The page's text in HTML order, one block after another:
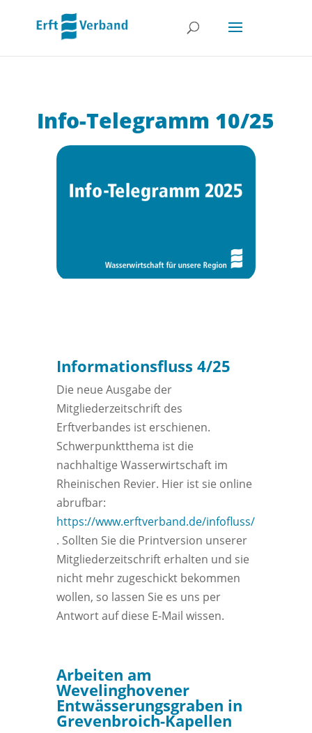
Info-Telegramm 10/25
Informationsfluss 4/25
Die neue Ausgabe der
Mitgliederzeitschrift des
Erftverbandes ist erschienen.
Schwerpunktthema ist die
nachhaltige Wasserwirtschaft im
Rheinischen Revier. Hier ist sie online
abrufbar:
https://www.erftverband.de/infofluss/
. Sollten Sie die Printversion unserer
Mitgliederzeitschrift erhalten und sie
nicht mehr zugeschickt bekommen
wollen, so lassen Sie es uns per
Antwort auf diese E-Mail wissen.
Arbeiten am
Wevelinghovener
Entwässerungsgraben in
Grevenbroich-Kapellen